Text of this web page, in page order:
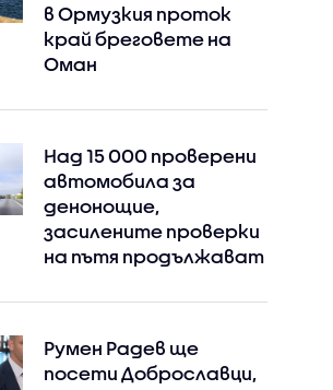
в Ормузкия проток
край бреговете на
Оман
Над 15 000 проверени
автомобила за
денонощие,
засилените проверки
на пътя продължават
Румен Радев ще
посети Доброславци,